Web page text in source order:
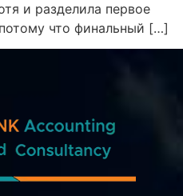
и разделила первое
что финальный […]